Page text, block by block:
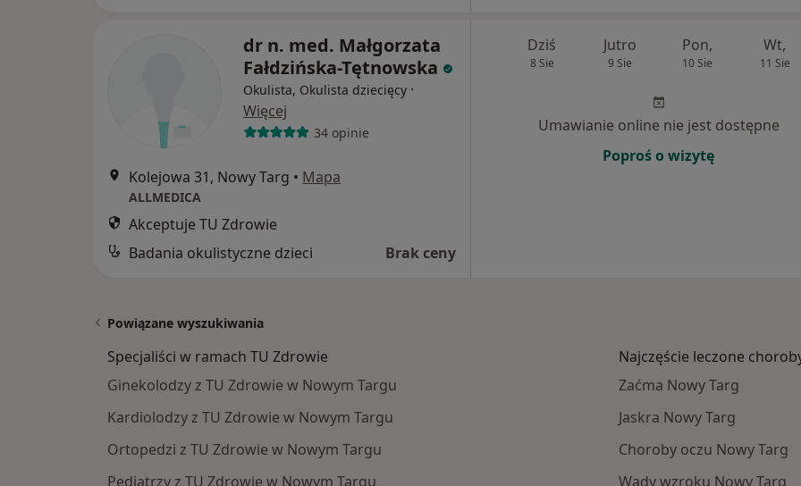
dr n. med. Małgorzata
Fałdzińska-Tętnowska
Okulista, Okulista dziecięcy ·
Więcej
34 opinie
Kolejowa 31, Nowy Targ • Mapa
ALLMEDICA
Akceptuje TU Zdrowie
Badania okulistyczne dzieci
Brak ceny
Dziś
8 Sie
Jutro
9 Sie
Pon,
10 Sie
Wt,
11 Sie
Umawianie online nie jest dostępne
Poproś o wizytę
Powiązane wyszukiwania
Specjaliści w ramach TU Zdrowie
Ginekolodzy z TU Zdrowie w Nowym Targu
Kardiolodzy z TU Zdrowie w Nowym Targu
Ortopedzi z TU Zdrowie w Nowym Targu
Pediatrzy z TU Zdrowie w Nowym Targu
Najczęście leczone
Zaćma Nowy Targ
Jaskra Nowy Targ
Choroby oczu Nowy Targ
Wady wzroku Nowy Targ